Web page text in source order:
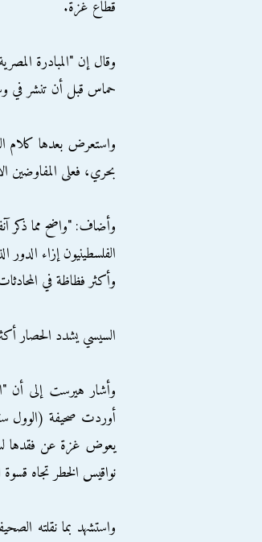
قطاع غزة.
وقال إن "المبادرة
حماس قبل أن تنشر في
واستعرض بعدها كلام
بحري، فعلى المفاوضين
وأضاف: "واضح مما ذكر
الفلسطينيون إزاء
وأكثر فظاظة في
السيسي يشدد الحصار
وأشار هيرست إلى أن
أوردت صحيفة (الوول
يعوض غزة عن فقدها
نواقيس الخطر تجاه قسوة
واستشهد بما نقلته